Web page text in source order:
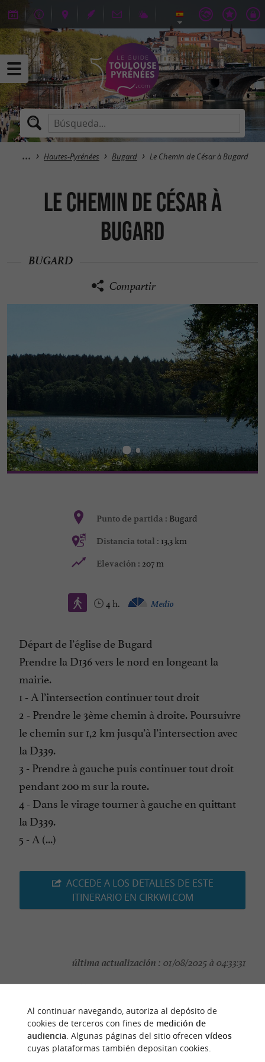
Hautes-Pyrénées Bugard Le Chemin de César à Bugard
Le Chemin de César à
Bugard
BUGARD
Compartir
Punto de partida : Bugard
Distancia total : 13,3 km
Elevación : 207 m
4 h. Medio
Départ de l’église de Bugard
Prendre la D136 vers le nord en longeant la
mairie.
1 - A l’intersection continuer tout droit
2 - Prendre le 3ème chemin à droite. Poursuivre
le chemin sur 1,2 km jusqu’à l’intersection avec
la D339.
3 - Prendre à gauche puis continuer tout droit
pendant 200 m sur la route.
4 - Dans le virage tourner à gauche en quittant
la D339.
5 - A (...)
ACCEDE A LOS DETALLES DE ESTE
ITINERARIO EN CIRKWI.COM
última actualización : 01/08/2025 à 04:33:31
Source :Cirkwi| Office de Tourisme du Pays de Trie et du
Magnoac
autor de la foto :Office de Tourisme
Al continuar navegando, autoriza al depósito de
cookies de terceros con fines de medición de
audiencia. Algunas páginas del sitio ofrecen vídeos
cuyas plataformas también depositan cookies.